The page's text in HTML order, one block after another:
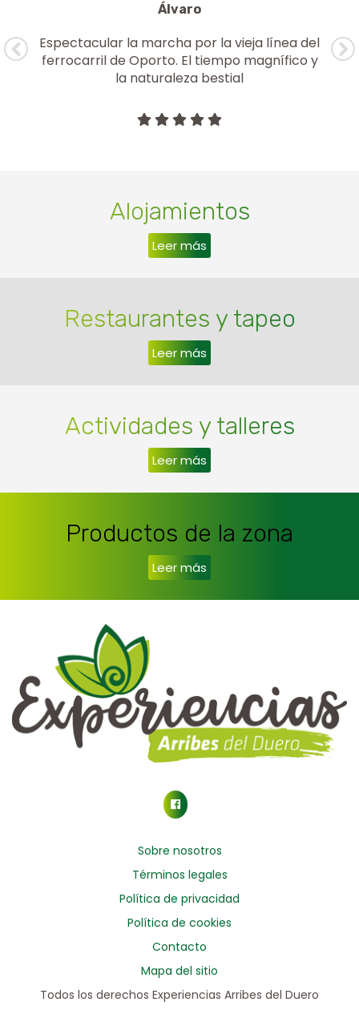
Álvaro
Espectacular la marcha por la vieja línea del
ferrocarril de Oporto. El tiempo magnífico y
la naturaleza bestial
Alojamientos
Leer más
Restaurantes y tapeo
Leer más
Actividades y talleres
Leer más
Productos de la zona
Leer más
Sobre nosotros
Términos legales
Política de privacidad
Política de cookies
Contacto
Mapa del sitio
Todos los derechos Experiencias Arribes del Duero